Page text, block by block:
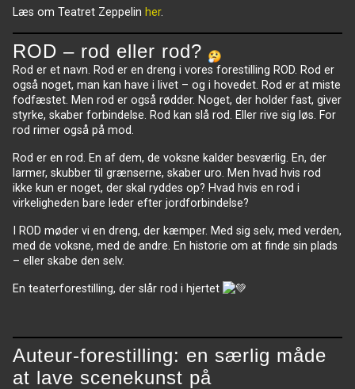
Læs om Teatret Zeppelin her.
ROD – rod eller rod?
Rod er et navn. Rod er en dreng i vores forestilling ROD. Rod er
også noget, man kan have i livet – og i hovedet. Rod er at miste
fodfæstet. Men rod er også rødder. Noget, der holder fast, giver
styrke, skaber forbindelse. Rod kan slå rod. Eller rive sig løs. For
rod rimer også på mod.
Rod er en rod. En af dem, de voksne kalder besværlig. En, der
larmer, skubber til grænserne, skaber uro. Men hvad hvis rod
ikke kun er noget, der skal ryddes op? Hvad hvis en rod i
virkeligheden bare leder efter jordforbindelse?
I ROD møder vi en dreng, der kæmper. Med sig selv, med verden,
med de voksne, med de andre. En historie om at finde sin plads
– eller skabe den selv.
En teaterforestilling, der slår rod i hjertet
Auteur-forestilling: en særlig måde
at lave scenekunst på